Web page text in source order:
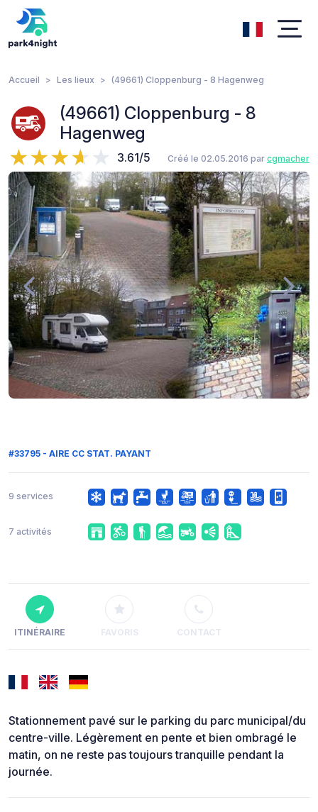
Accueil Les lieux (49661) Cloppenburg - 8 Hagenweg
(49661) Cloppenburg - 8
Hagenweg
3.61/5 Créé le 02.05.2016 par cgmacher
#33795 - AIRE CC STAT. PAYANT
9 services
7 activités
ITINÉRAIRE FAVORIS CONTACT
Stationnement pavé sur le parking du parc municipal/du
centre-ville. Légèrement en pente et bien ombragé le
matin, on ne reste pas toujours tranquille pendant la
journée.